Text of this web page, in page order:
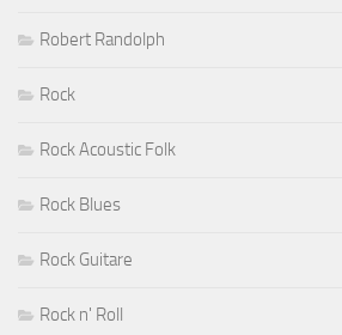
Robert Randolph
Rock
Rock Acoustic Folk
Rock Blues
Rock Guitare
Rock n' Roll